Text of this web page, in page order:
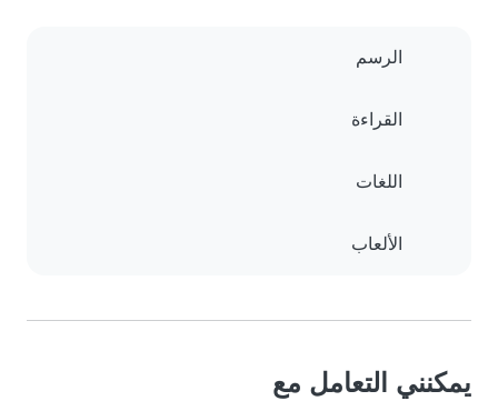
الرسم
القراءة
اللغات
الألعاب
يمكنني التعامل مع